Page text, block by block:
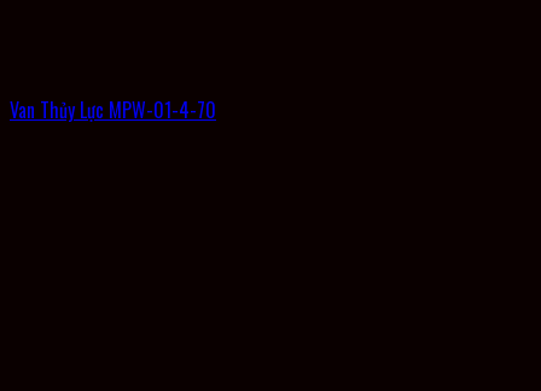
Van Thủy Lực MPW-01-4-70